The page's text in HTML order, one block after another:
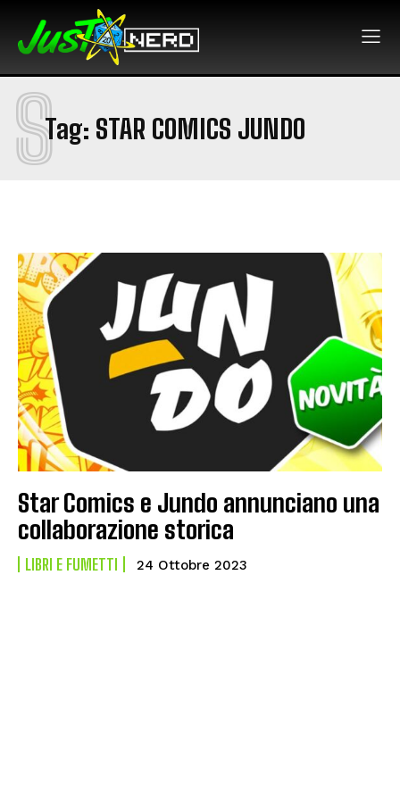
Tag: STAR COMICS JUNDO
S
Star Comics e Jundo annunciano una
collaborazione storica
LIBRI E FUMETTI 24 Ottobre 2023